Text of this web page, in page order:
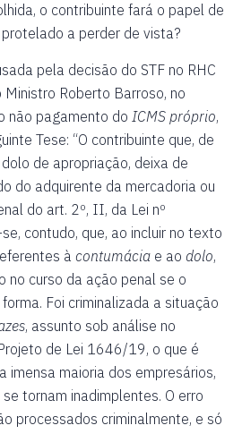
o contribuinte fará o papel de
a perder de vista?
pela decisão do STF no RHC
Roberto Barroso, no
não pagamento do ICMS próprio,
Tese: “O contribuinte que, de
de apropriação, deixa de
do adquirente da mercadoria ou
do art. 2º, II, da Lei nº
contudo, que, ao incluir no texto
à contumácia e ao dolo,
no curso da ação penal se o
Foi criminalizada a situação
, assunto sob análise no
de Lei 1646/19, o que é
imensa maioria dos empresários,
tornam inadimplentes. O erro
processados criminalmente, e só